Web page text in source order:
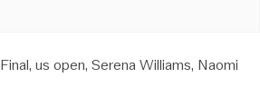
Final us open Serena Williams Naomi